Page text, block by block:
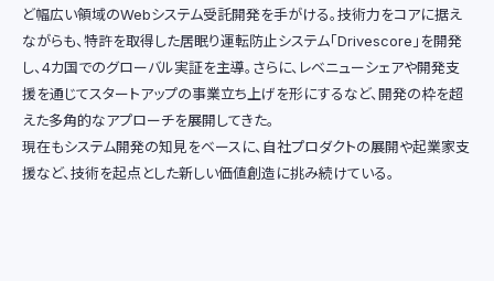
ど幅広い領域のWebシステム受託開発を手がける。技術力をコアに据え
ながらも、特許を取得した居眠り運転防止システム「Drivescore」を開発
し、4カ国でのグローバル実証を主導。さらに、レベニューシェアや開発支
援を通じてスタートアップの事業立ち上げを形にするなど、開発の枠を超
えた多角的なアプローチを展開してきた。
現在もシステム開発の知見をベースに、自社プロダクトの展開や起業家支
援など、技術を起点とした新しい価値創造に挑み続けている。